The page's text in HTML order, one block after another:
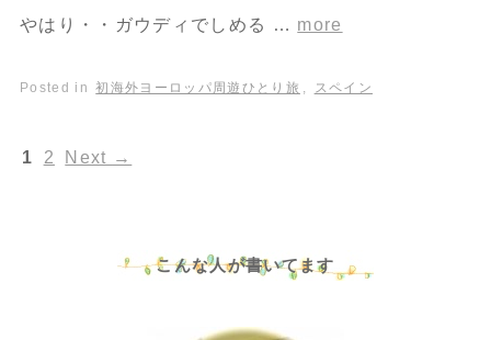
やはり・・ガウディでしめる … more
Posted in 初海外ヨーロッパ周遊ひとり旅 スペイン
1 2 Next →
こんな人が書いてます